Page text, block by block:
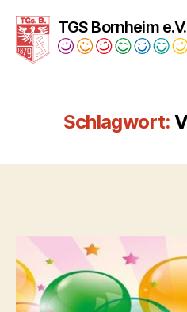
TGS Bornheim e.V.
Schlagwort: